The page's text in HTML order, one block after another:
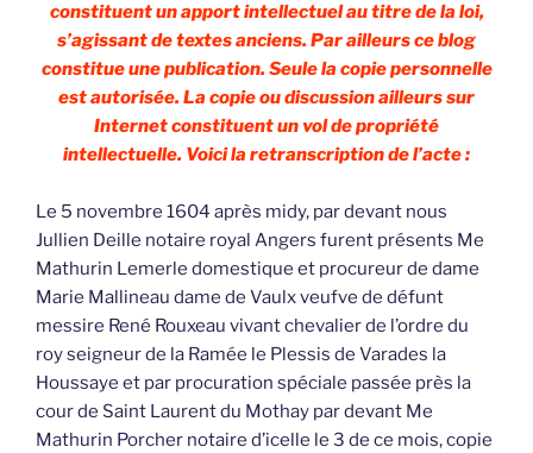
constituent un apport intellectuel au titre de la loi,
s’agissant de textes anciens. Par ailleurs ce blog
constitue une publication. Seule la copie personnelle
est autorisée. La copie ou discussion ailleurs sur
Internet constituent un vol de propriété
intellectuelle. Voici la retranscription de l’acte :
Le 5 novembre 1604 après midy, par devant nous
Jullien Deille notaire royal Angers furent présents Me
Mathurin Lemerle domestique et procureur de dame
Marie Mallineau dame de Vaulx veufve de défunt
messire René Rouxeau vivant chevalier de l’ordre du
roy seigneur de la Ramée le Plessis de Varades la
Houssaye et par procuration spéciale passée près la
cour de Saint Laurent du Mothay par devant Me
Mathurin Porcher notaire d’icelle le 3 de ce mois, copie